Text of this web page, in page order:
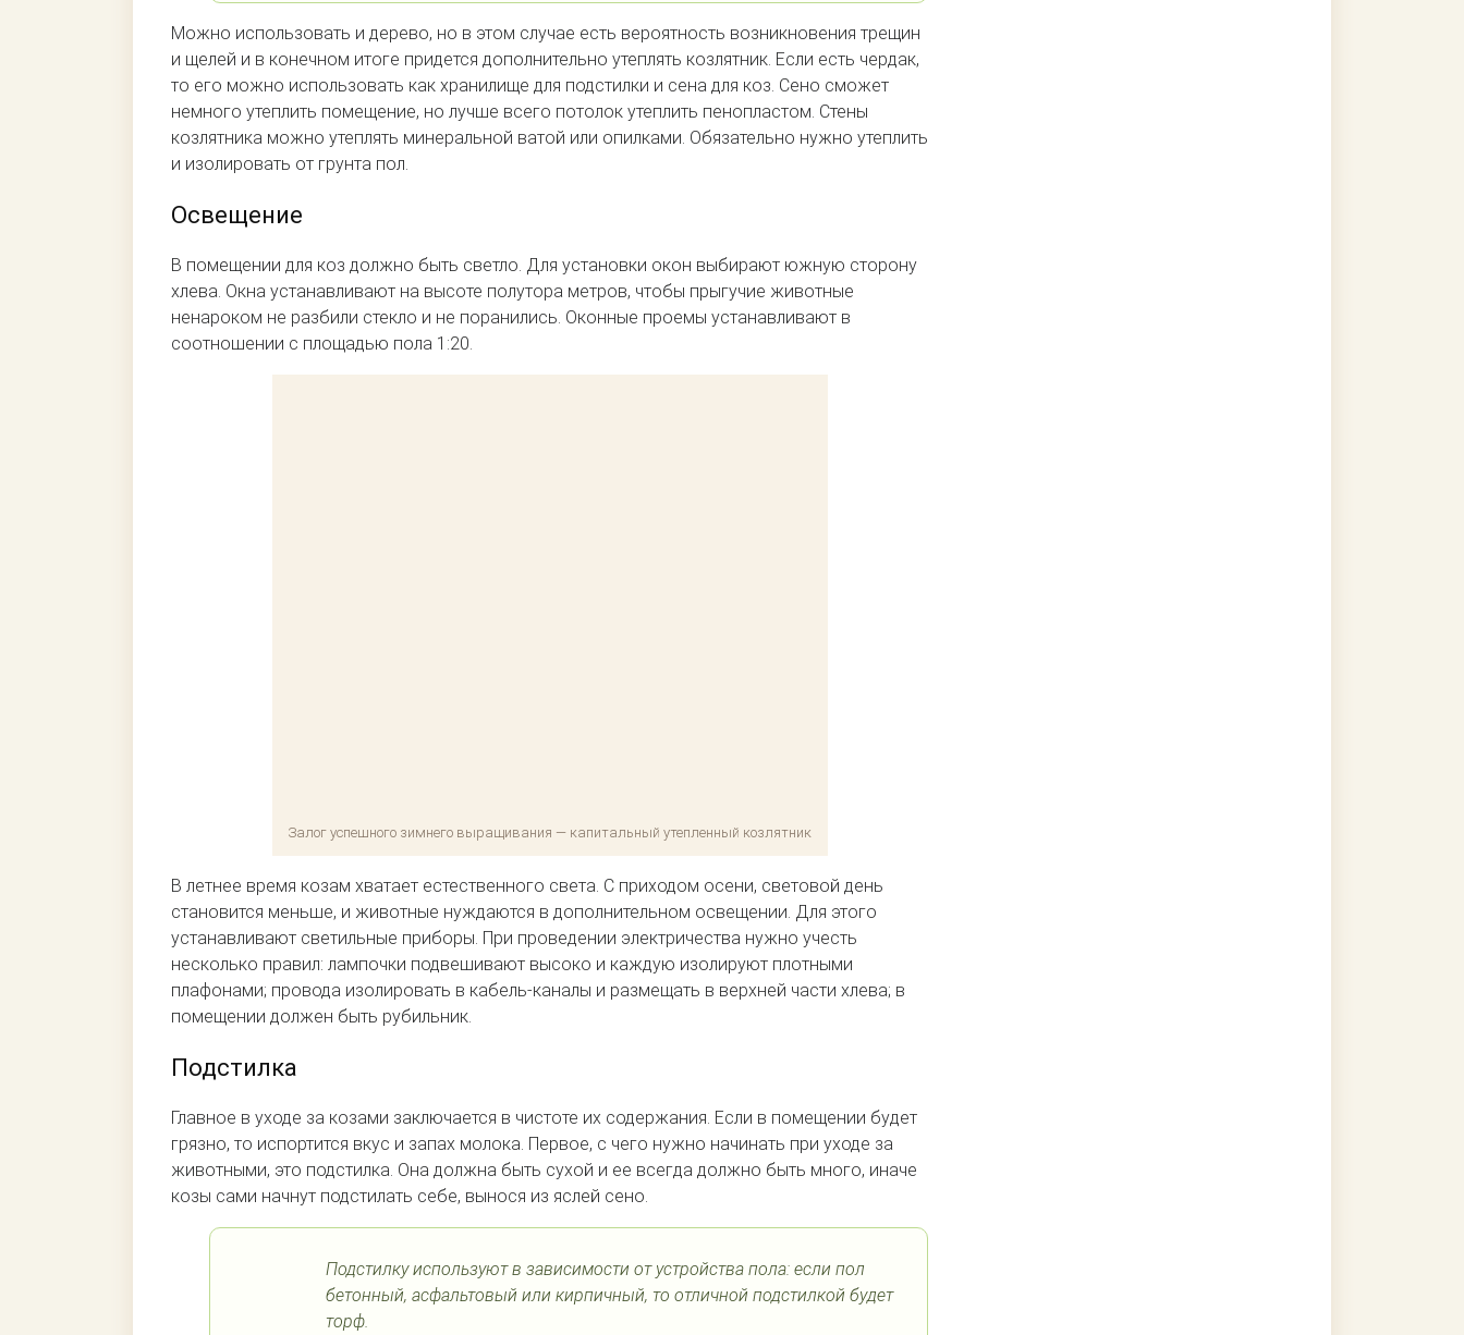
Можно использовать и дерево, но в этом случае есть вероятность возникновения трещин
и щелей и в конечном итоге придется дополнительно утеплять козлятник. Если есть чердак,
то его можно использовать как хранилище для подстилки и сена для коз. Сено сможет
немного утеплить помещение, но лучше всего потолок утеплить пенопластом. Стены
козлятника можно утеплять минеральной ватой или опилками. Обязательно нужно утеплить
и изолировать от грунта пол.
Освещение
В помещении для коз должно быть светло. Для установки окон выбирают южную сторону
хлева. Окна устанавливают на высоте полутора метров, чтобы прыгучие животные
ненароком не разбили стекло и не поранились. Оконные проемы устанавливают в
соотношении с площадью пола 1:20.
Залог успешного зимнего выращивания — капитальный утепленный козлятник
В летнее время козам хватает естественного света. С приходом осени, световой день
становится меньше, и животные нуждаются в дополнительном освещении. Для этого
устанавливают светильные приборы. При проведении электричества нужно учесть
несколько правил: лампочки подвешивают высоко и каждую изолируют плотными
плафонами; провода изолировать в кабель-каналы и размещать в верхней части хлева; в
помещении должен быть рубильник.
Подстилка
Главное в уходе за козами заключается в чистоте их содержания. Если в помещении будет
грязно, то испортится вкус и запах молока. Первое, с чего нужно начинать при уходе за
животными, это подстилка. Она должна быть сухой и ее всегда должно быть много, иначе
козы сами начнут подстилать себе, вынося из яслей сено.
Подстилку используют в зависимости от устройства пола: если пол
бетонный, асфальтовый или кирпичный, то отличной подстилкой будет
торф.